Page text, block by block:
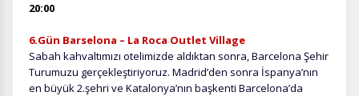
Tercihleri Kaydet
20:00
6.Gün Barselona – La Roca Outlet Village
Sabah kahvaltımızı otelimizde aldıktan sonra, Barcelona Şehir
Turumuzu gerçekleştiriyoruz. Madrid’den sonra İspanya’nın
en büyük 2.şehri ve Katalonya’nın başkenti Barcelona’da